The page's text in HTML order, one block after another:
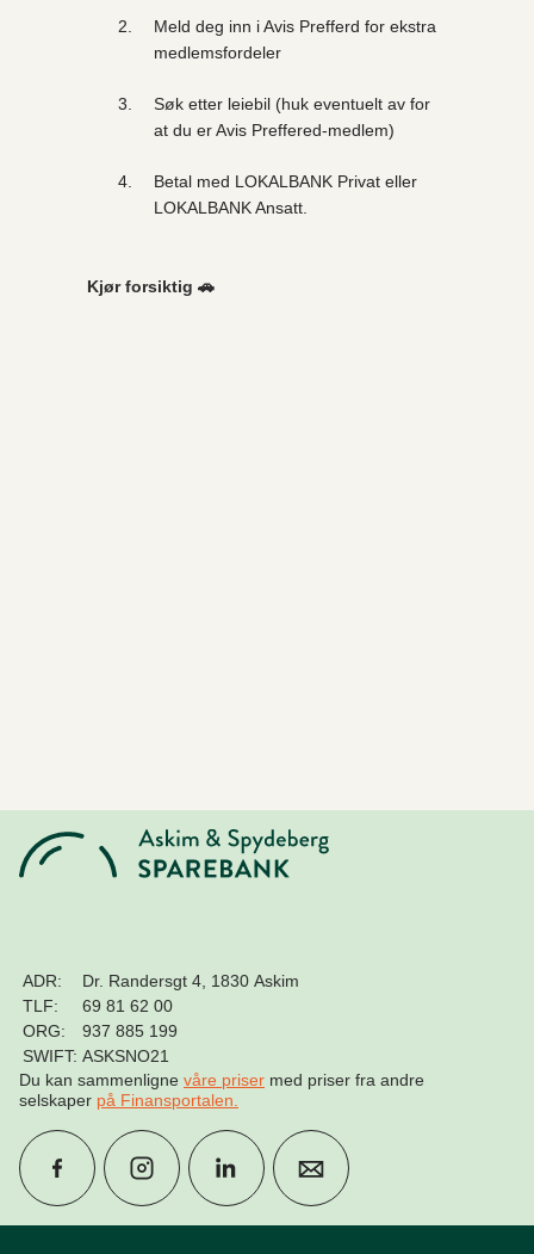
Meld deg inn i Avis Prefferd for ekstra
medlemsfordeler
Søk etter leiebil (huk eventuelt av for
at du er Avis Preffered-medlem)
Betal med LOKALBANK Privat eller
LOKALBANK Ansatt.
Kjør forsiktig 🚗
ADR:
Dr. Randersgt 4, 1830 Askim
TLF:
69 81 62 00
ORG:
937 885 199
SWIFT: ASKSNO21
Du kan sammenligne våre priser med priser fra andre
selskaper på Finansportalen